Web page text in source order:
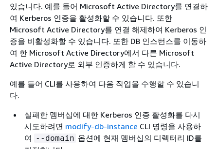
있습니다. 예를 들어 Microsoft Active Directory를 연결하
여 Kerberos 인증을 활성화할 수 있습니다. 또한
Microsoft Active Directory를 연결 해제하여 Kerberos 인
증을 비활성화할 수 있습니다. 또한 DB 인스턴스를 이동하
여 한 Microsoft Active Directory에서 다른 Microsoft
Active Directory로 외부 인증하게 할 수 있습니다.
예를 들어 CLI를 사용하여 다음 작업을 수행할 수 있습니
다.
실패한 멤버십에 대한 Kerberos 인증 활성화를 다시
시도하려면 modify-db-instance CLI 명령을 사용하
여 --domain 옵션에 현재 멤버십의 디렉터리 ID를